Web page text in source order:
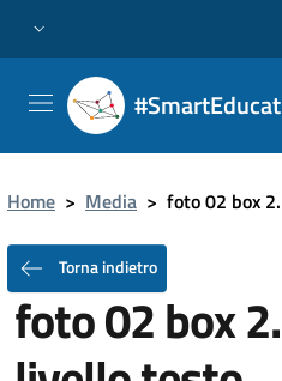
Home > Media > foto 02 box
Torna indietro
foto 02 box